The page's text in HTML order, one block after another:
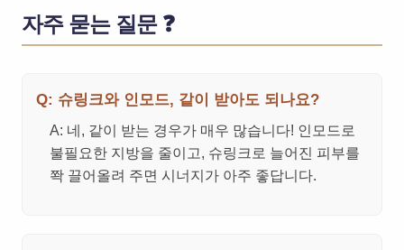
자주 묻는 질문 ❓
Q: 슈링크와 인모드, 같이 받아도 되나요?
A: 네, 같이 받는 경우가 매우 많습니다! 인모드로
불필요한 지방을 줄이고, 슈링크로 늘어진 피부를
쫙 끌어올려 주면 시너지가 아주 좋답니다.